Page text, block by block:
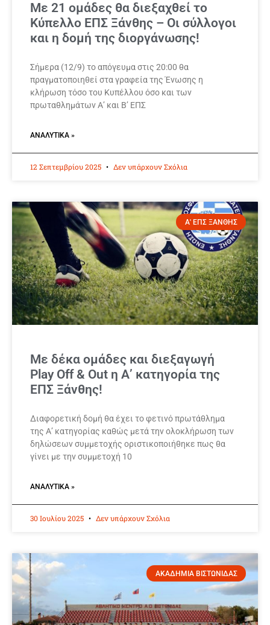
Με 21 ομάδες θα διεξαχθεί το
Κύπελλο ΕΠΣ Ξάνθης – Οι σύλλογοι
και η δομή της διοργάνωσης!
Σήμερα (12/9) το απόγευμα στις 20:00 θα
πραγματοποιηθεί στα γραφεία της Ένωσης η
κλήρωση τόσο του Κυπέλλου όσο και των
πρωταθλημάτων Α’ και Β’ ΕΠΣ
ΑΝΑΛΥΤΙΚΆ »
12 Σεπτεμβρίου 2025 Δεν υπάρχουν Σχόλια
Α' ΕΠΣ ΞΑΝΘΗΣ
Με δέκα ομάδες και διεξαγωγή
Play Off & Out η Α’ κατηγορία της
ΕΠΣ Ξάνθης!
Διαφορετική δομή θα έχει το φετινό πρωτάθλημα
της Α’ κατηγορίας καθώς μετά την ολοκλήρωση των
δηλώσεων συμμετοχής οριστικοποιήθηκε πως θα
γίνει με την συμμετοχή 10
ΑΝΑΛΥΤΙΚΆ »
30 Ιουλίου 2025 Δεν υπάρχουν Σχόλια
ΑΚΑΔΗΜΙΑ ΒΙΣΤΩΝΙΔΑΣ